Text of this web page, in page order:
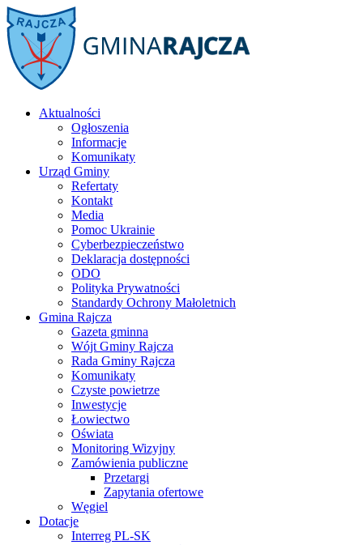
Aktualności
Ogłoszenia
Informacje
Komunikaty
Urząd Gminy
Refertaty
Kontakt
Media
Pomoc Ukrainie
Cyberbezpieczeństwo
Deklaracja dostępności
ODO
Polityka Prywatności
Standardy Ochrony Małoletnich
Gmina Rajcza
Gazeta gminna
Wójt Gminy Rajcza
Rada Gminy Rajcza
Komunikaty
Czyste powietrze
Inwestycje
Łowiectwo
Oświata
Monitoring Wizyjny
Zamówienia publiczne
Przetargi
Zapytania ofertowe
Węgiel
Dotacje
Interreg PL-SK